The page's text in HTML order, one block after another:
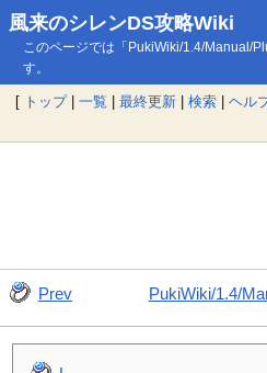
風来のシレンDS攻略Wiki
このページでは「PukiWiki/1.4/Manual/
す。
[ トップ| 一覧 | 最終更新 | 検索 | ヘル
Prev PukiWiki/1.4/